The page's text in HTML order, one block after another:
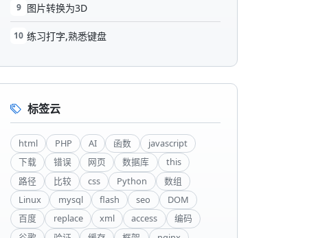
9 图片转换为3D
10 练习打字,熟悉键盘
标签云
html PHP AI 函数
javascript
下载
错误 网页 数据库
this
路径
比较 css Python
数组
Linux
mysql flash seo
DOM
百度
replace xml access
编码